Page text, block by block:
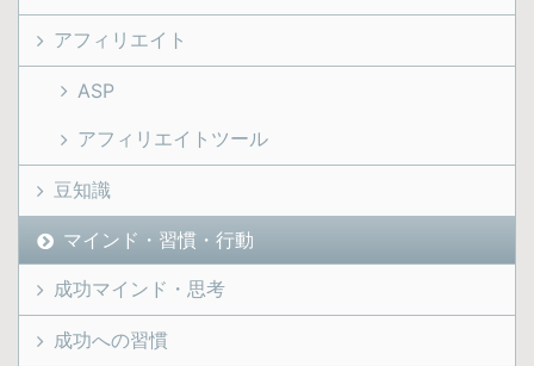
アフィリエイト
ASP
アフィリエイトツール
豆知識
マインド・習慣・行動
成功マインド・思考
成功への習慣